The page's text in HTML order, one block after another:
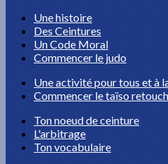
Une histoire
Des Ceintures
Un Code Moral
Commencer le judo
Une activité pour tous et à
Commencer le taïso
Ton noeud de ceinture
L'arbitrage
Ton vocabulaire